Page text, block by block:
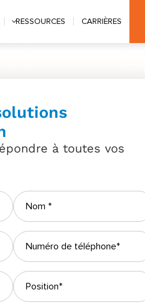
RESSOURCES CARRIÈRES
à toutes vos